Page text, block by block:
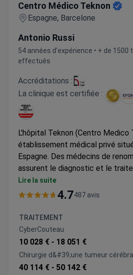
Centro Médico Teknon
Espagne, Barcelone
Antonio Russi
54 années d'expérience • + de
effectués
Accréditations :
La clinique est certifiée :
L'hôpital Teknon (Centro Medico
établissement médical privé
Espagne. Des médecins de
assurent le diagnostic et le
L'épileptologie (traitement de
neurochirurgie, l'oncologie, la
spécialités de l'hôpital Teknon.
L'hôpital Teknon est le premier
des sportifs et des politiciens.
Teknon ont accouché du bébé de
chanteuse), opéré Andrés Iniesta
Lire la suite
4.7487 avis
TRAITEMENT
CyberCouteau
10 028 € - 18 051 €
Chirurgie d&#39;une tumeur
40 114 € - 50 142 €